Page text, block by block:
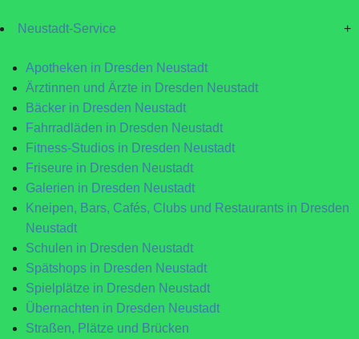
Neustadt-Service +
Apotheken in Dresden Neustadt
Ärztinnen und Ärzte in Dresden Neustadt
Bäcker in Dresden Neustadt
Fahrradläden in Dresden Neustadt
Fitness-Studios in Dresden Neustadt
Friseure in Dresden Neustadt
Galerien in Dresden Neustadt
Kneipen, Bars, Cafés, Clubs und Restaurants in Dresden
Neustadt
Schulen in Dresden Neustadt
Spätshops in Dresden Neustadt
Spielplätze in Dresden Neustadt
Übernachten in Dresden Neustadt
Straßen, Plätze und Brücken